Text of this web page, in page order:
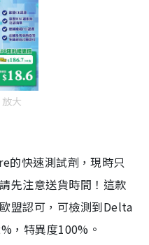
大
的快速測試劑，現時只
先注意送貨時間！這款
盟認可，可檢測到Delta
，特異度100%。